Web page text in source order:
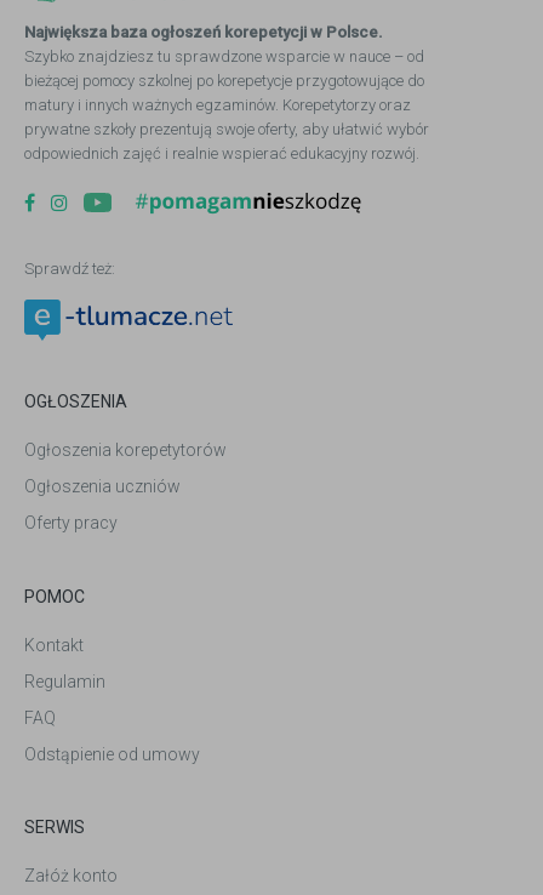
Największa baza ogłoszeń korepetycji w Polsce.
Szybko znajdziesz tu sprawdzone wsparcie w nauce – od
bieżącej pomocy szkolnej po korepetycje przygotowujące do
matury i innych ważnych egzaminów. Korepetytorzy oraz
prywatne szkoły prezentują swoje oferty, aby ułatwić wybór
odpowiednich zajęć i realnie wspierać edukacyjny rozwój.
Sprawdź też:
OGŁOSZENIA
Ogłoszenia korepetytorów
Ogłoszenia uczniów
Oferty pracy
POMOC
Kontakt
Regulamin
FAQ
Odstąpienie od umowy
SERWIS
Załóż konto